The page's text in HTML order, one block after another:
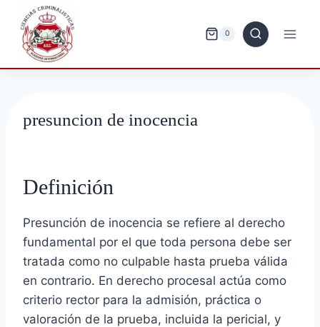
Saltar
contenido
0
presuncion de inocencia
Definición
Presunción de inocencia se refiere al derecho
fundamental por el que toda persona debe ser
tratada como no culpable hasta prueba válida
en contrario. En derecho procesal actúa como
criterio rector para la admisión, práctica o
valoración de la prueba, incluida la pericial, y